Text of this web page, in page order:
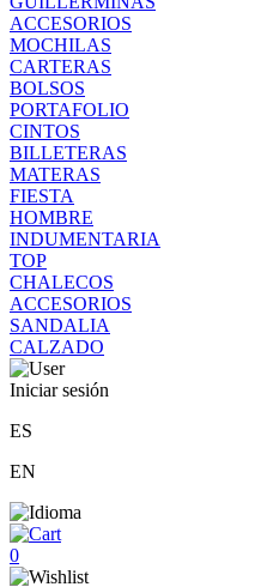
ACCESORIOS
MOCHILAS
CARTERAS
BOLSOS
PORTAFOLIO
CINTOS
BILLETERAS
MATERAS
FIESTA
HOMBRE
INDUMENTARIA
TOP
CHALECOS
ACCESORIOS
SANDALIA
CALZADO
Iniciar sesión
ES
EN
0